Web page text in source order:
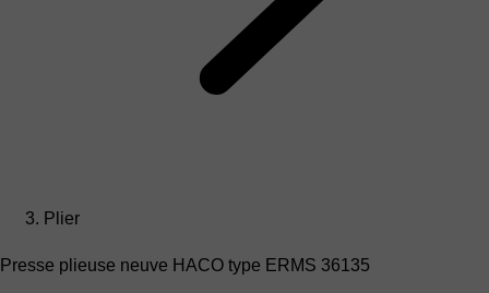
Plier
Presse plieuse neuve HACO type ERMS 36135